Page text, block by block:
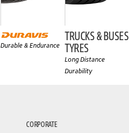
Durable & Endurance
TRUCKS & BUSES
TYRES
Long Distance
Durability
CORPORATE